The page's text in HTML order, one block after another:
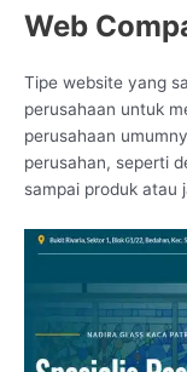
Web
Tipe website yang
perusahaan untuk
perusahaan
perusahan, seperti
sampai produk atau